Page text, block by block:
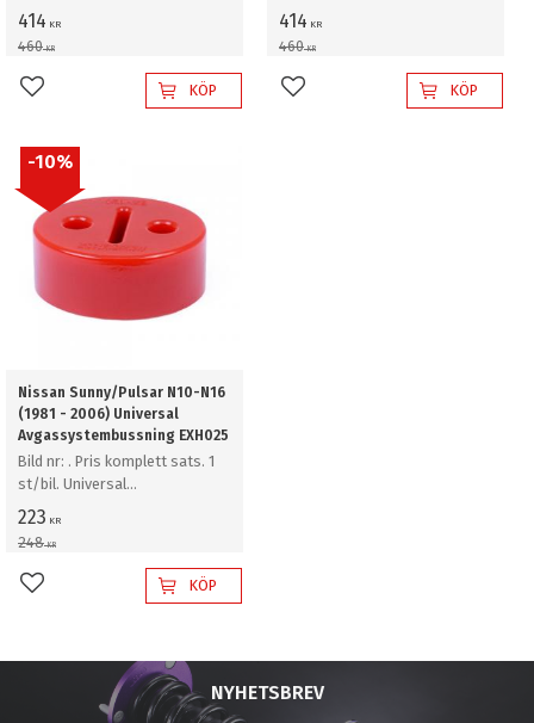
kit (12mm)
414 KR
460KR
Lägg till i favoriterKÖP
kit (12mm)
414 KR
460KR
Lägg till i favoriterKÖP
Nissan Sunny/Pulsar N10-N16
(1981 - 2006) Universal
Avgassystembussning EXH025
Bild nr: . Pris komplett sats. 1
st/bil. Universal
Avgassystembussning
223 KR
248KR
10%
Lägg till i favoriterKÖP
NYHETSBREV